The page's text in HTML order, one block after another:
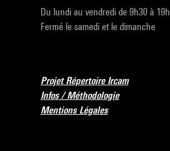
Du lundi au vendredi de 9h30 à 19h
Fermé le samedi et le dimanche
Projet Répertoire Ircam
Infos / Méthodologie
Mentions Légales